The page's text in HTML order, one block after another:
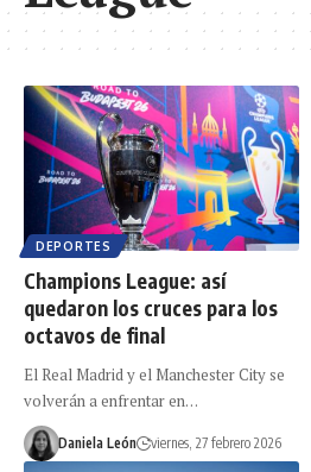
DEPORTES
Champions League: así
quedaron los cruces para los
octavos de final
El Real Madrid y el Manchester City se
volverán a enfrentar en…
Daniela León viernes, 27 febrero 2026